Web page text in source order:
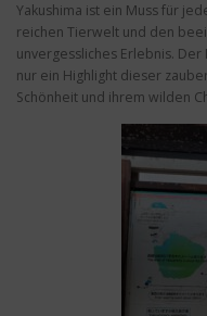
Yakushima ist ein Muss für
reichen Tierwelt und den
unvergessliches Erlebnis.
nur ein Highlight dieser
Schönheit und ihrem wilden